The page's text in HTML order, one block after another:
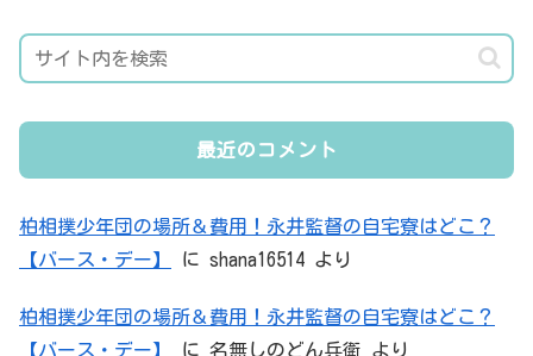
最近のコメント
柏相撲少年団の場所＆費用！永井監督の自宅寮はどこ？
【バース・デー】
に shana16514 より
柏相撲少年団の場所＆費用！永井監督の自宅寮はどこ？
【バース・デー】
に 名無しのどん兵衛 より